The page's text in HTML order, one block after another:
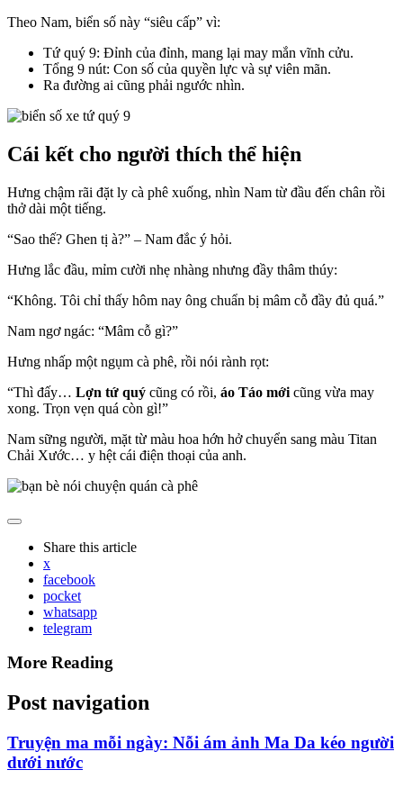
Theo Nam, biển số này “siêu cấp” vì:
Tứ quý 9: Đỉnh của đỉnh, mang lại may mắn vĩnh cửu.
Tổng 9 nút: Con số của quyền lực và sự viên mãn.
Ra đường ai cũng phải ngước nhìn.
Cái kết cho người thích thể hiện
Hưng chậm rãi đặt ly cà phê xuống, nhìn Nam từ đầu đến chân rồi
thở dài một tiếng.
“Sao thế? Ghen tị à?” – Nam đắc ý hỏi.
Hưng lắc đầu, mỉm cười nhẹ nhàng nhưng đầy thâm thúy:
“Không. Tôi chỉ thấy hôm nay ông chuẩn bị mâm cỗ đầy đủ quá.”
Nam ngơ ngác: “Mâm cỗ gì?”
Hưng nhấp một ngụm cà phê, rồi nói rành rọt:
“Thì đấy… Lợn tứ quý cũng có rồi, áo Táo mới cũng vừa may
xong. Trọn vẹn quá còn gì!”
Nam sững người, mặt từ màu hoa hớn hở chuyển sang màu Titan
Chải Xước… y hệt cái điện thoại của anh.
Share this article
x
facebook
pocket
whatsapp
telegram
More Reading
Post navigation
Truyện ma mỗi ngày: Nỗi ám ảnh Ma Da kéo người
dưới nước